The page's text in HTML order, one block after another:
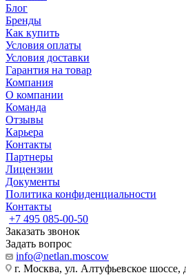
Блог
Бренды
Как купить
Условия оплаты
Условия доставки
Гарантия на товар
Компания
О компании
Команда
Отзывы
Карьера
Контакты
Партнеры
Лицензии
Документы
Политика конфиденциальности
Контакты
+7 495 085-00-50
Заказать звонок
Задать вопрос
info@netlan.moscow
г. Москва, ул. Алтуфьевское шоссе,